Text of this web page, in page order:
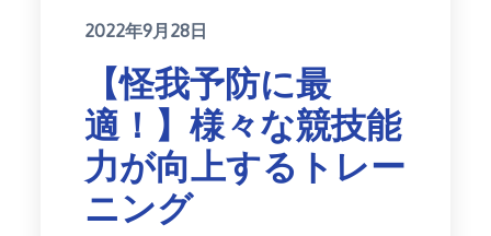
Posted
2022年9月28日
【怪我予防に最
適！】様々な競技能
力が向上するトレー
ニング